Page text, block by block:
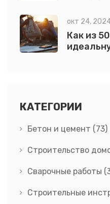
окт 24,
Как из
КАТЕГОРИИ
Бетон и цемент (73)
Строительство
Сварочные работы
Строительные